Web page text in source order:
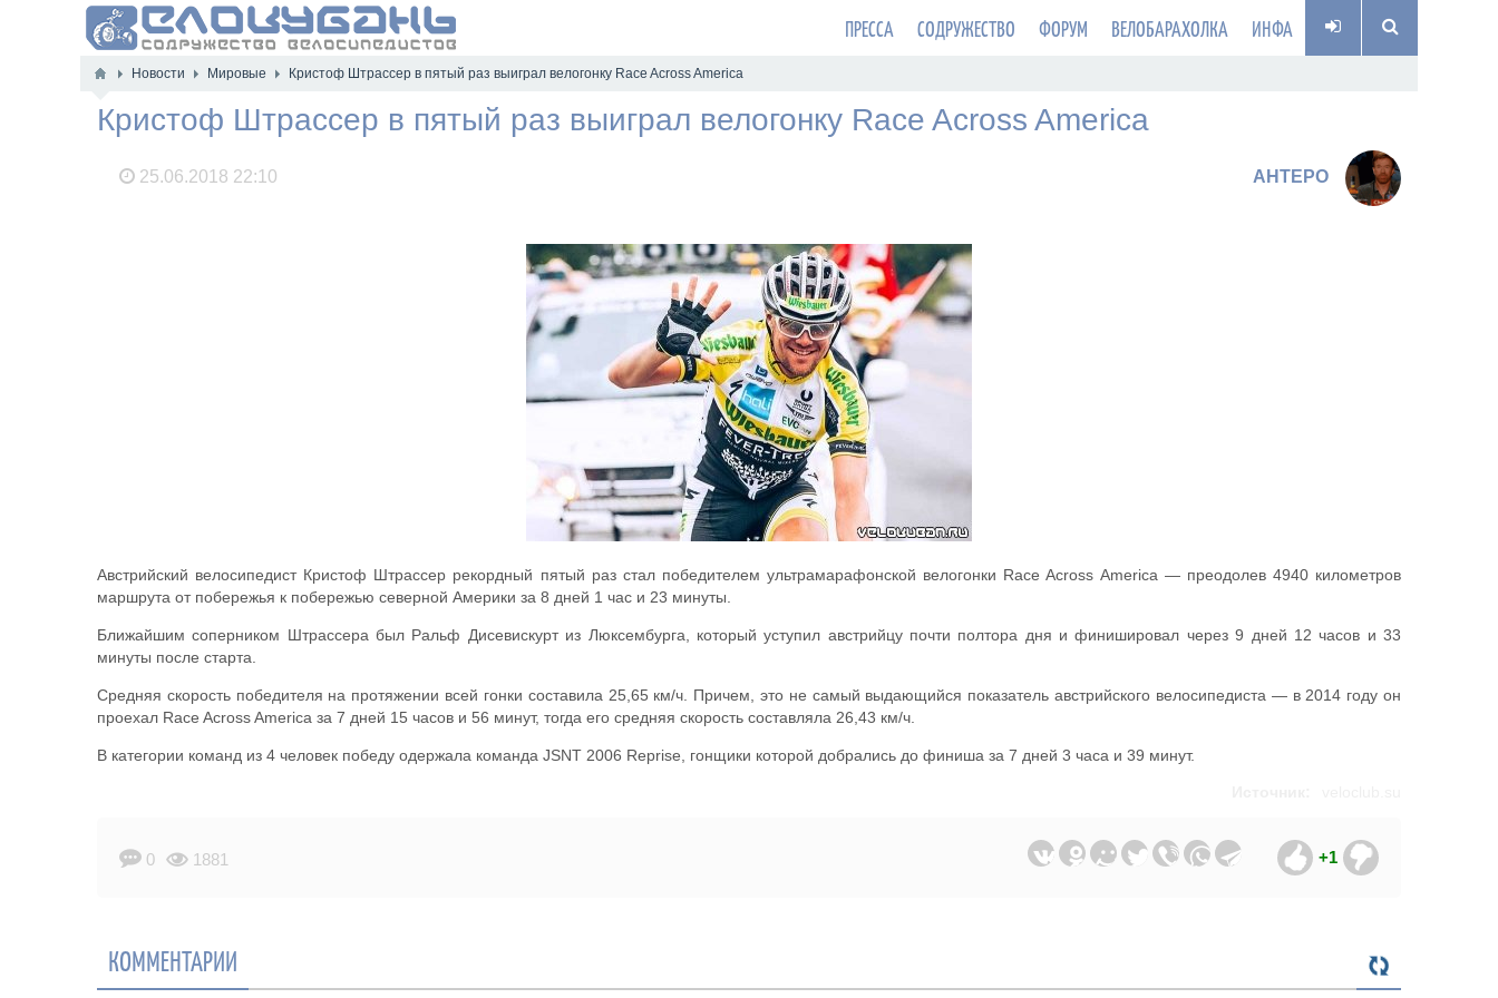
ПРЕССА СОДРУЖЕСТВО ФОРУМ ВЕЛОБАРАХОЛКА ИНФА
Новости Мировые Кристоф Штрассер в пятый раз выиграл велогонку Race Across America
Кристоф Штрассер в пятый раз выиграл велогонку Race Across America
25.06.2018 22:10 AHTEPO
Австрийский велосипедист Кристоф Штрассер рекордный пятый раз стал победителем ультрамарафонской велогонки Race Across America — преодолев 4940 километров
маршрута от побережья к побережью северной Америки за 8 дней 1 час и 23 минуты.
Ближайшим соперником Штрассера был Ральф Дисевискурт из Люксембурга, который уступил австрийцу почти полтора дня и финишировал через 9 дней 12 часов и 33
минуты после старта.
Средняя скорость победителя на протяжении всей гонки составила 25,65 км/ч. Причем, это не самый выдающийся показатель австрийского велосипедиста — в 2014 году он
проехал Race Across America за 7 дней 15 часов и 56 минут, тогда его средняя скорость составляла 26,43 км/ч.
В категории команд из 4 человек победу одержала команда JSNT 2006 Reprise, гонщики которой добрались до финиша за 7 дней 3 часа и 39 минут.
0 1881 +1
КОММЕНТАРИИ